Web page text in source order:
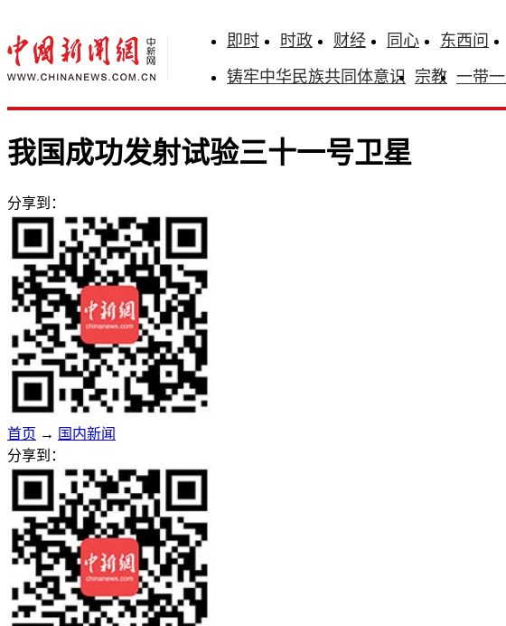
即时 时政 财经 同心 东西问
铸牢中华民族共同体意识 宗教 一带
我国成功发射试验三十一号卫星
分享到：
首页 → 国内新闻
分享到：